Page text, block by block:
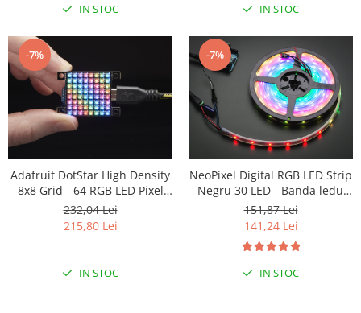
IN STOC IN STOC
-7%
Adafruit DotStar High Density
8x8 Grid - 64 RGB LED Pixel
Matrix
232,04 Lei
215,80 Lei
IN STOC
-7%
NeoPixel Digital RGB LED Strip
- Negru 30 LED - Banda leduri
- 1m
151,87 Lei
141,24 Lei
IN STOC